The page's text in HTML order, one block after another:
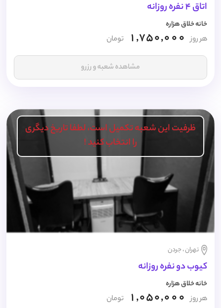
اتاق 4 نفره روزانه
خانه خلاق هزاره
هر روز 1,750,000 تومان
مشاهده شعبه و رزرو
ظرفیت این شعبه تکمیل است، لطفا تاریخ دیگری
را انتخاب کنید !
تهران ، جردن
کیوب دو نفره روزانه
خانه خلاق هزاره
هر روز 1,050,000 تومان